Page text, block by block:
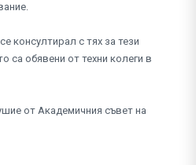
консултирал с тях за тези
са обявени от техни колеги в
от Академичния съвет на